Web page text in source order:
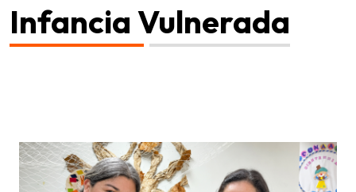
Infancia Vulnerada